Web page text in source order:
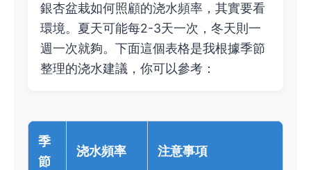
銀杏盆栽如何照顧的浇水頻率，其實要看
環境。夏天可能每2-3天一次，冬天則一
週一次就夠。下面這個表格是我根據季節
整理的浇水建議，你可以參考：
季
節
浇水頻率 注意事項